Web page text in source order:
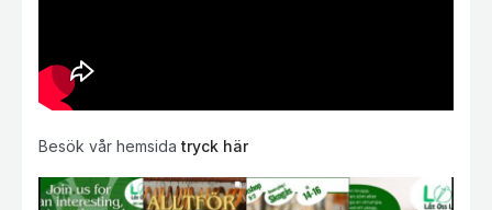
Besök vår hemsida tryck här